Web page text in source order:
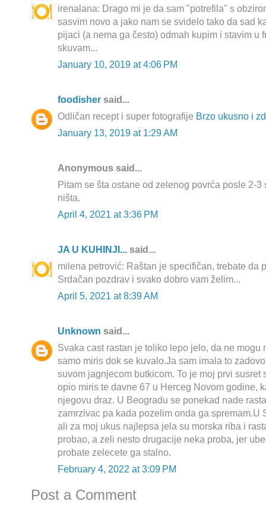
irenalana: Drago mi je da sam "potrefila" s
sasvim novo a jako nam se svidelo tako da sad
pijaci (a nema ga često) odmah kupim i stavim u
skuvam...
January 10, 2019 at 4:06 PM
foodisher said...
Odličan recept i super fotografije Brzo ukusno i
January 13, 2019 at 1:29 AM
Anonymous said...
Pitam se šta ostane od zelenog povrća posle 2-
ništa.
April 4, 2021 at 3:36 PM
JA U KUHINJI... said...
milena petrović: Raštan je specifičan, trebate da
Srdačan pozdrav i svako dobro vam želim...
April 5, 2021 at 8:39 AM
Unknown said...
Svaka cast rastan je toliko lepo jelo, da ne mogu
samo miris dok se kuvalo.Ja sam imala to
suvom jagnjecom butkicom. To je moj prvi susret
opio miris te davne 67 u Herceg Novom godine,
njegovu draz. U Beogradu se ponekad nade
zamrzivac pa kada pozelim onda ga spremam.U
ali za moj ukus najlepsa jela su morska riba i
probao, a zeli nesto drugacije neka proba, jer
probate zelecete ga stalno.
February 4, 2022 at 3:09 PM
Post a Comment